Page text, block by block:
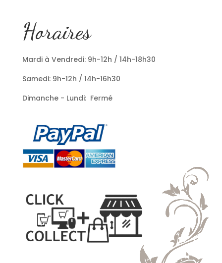
Horaires
Mardi à Vendredi: 9h-12h / 14h-18h30
Samedi: 9h-12h / 14h-16h30
Dimanche - Lundi: Fermé